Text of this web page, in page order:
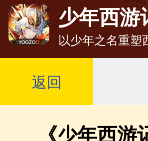
少年西游
以少年之名重塑
返回
《少年西